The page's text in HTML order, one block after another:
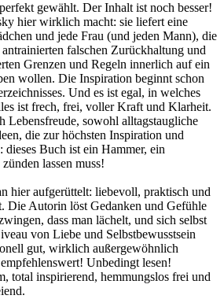
gewählt. Der Inhalt ist noch besser!
hier wirklich macht: sie liefert eine
und jede Frau (und jeden Mann), die
falschen Zurückhaltung und
Grenzen und Regeln innerlich auf ein
wollen. Die Inspiration beginnt schon
Und es ist egal, in welches
ist frech, frei, voller Kraft und Klarheit.
Lebensfreude, sowohl alltagstaugliche
die zur höchsten Inspiration und
Buch ist ein Hammer, ein
lassen muss!
hier aufgerüttelt: liebevoll, praktisch und
Die Autorin löst Gedanken und Gefühle
dass man lächelt, und sich selbst
von Liebe und Selbstbewusstsein
gut, wirklich außergewöhnlich
Unbedingt lesen!
total inspirierend, hemmungslos frei und